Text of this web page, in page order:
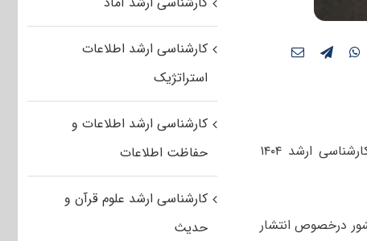
اطلاعیه سازمان سنجش درخصوص کارنامه اولیه و مهلت انتخاب رشته کنکور کارشناسی ارشد ۱۴۰۴
درخصوص انتشار
کارشناسی ارشد اطلاعات
استراتژیک
کارشناسی ارشد اطلاعات و
حفاظت اطلاعات
کارشناسی ارشد علوم قرآن و
حدیث